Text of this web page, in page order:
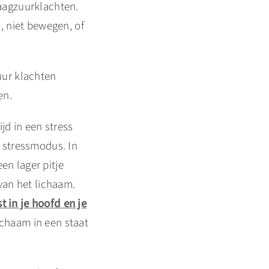
niet bewegen, of
klachten
in een stress
In
lager pitje
het lichaam.
in je hoofd en je
in een staat